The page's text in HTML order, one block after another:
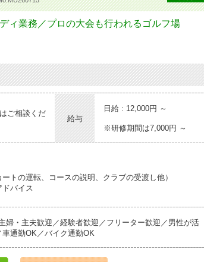
ィ業務／プロの大会も行われるゴルフ場
ご相談くだ
給与
日給 : 12,000円 ～
※研修期間は7,000円 ～
トの運転、コースの説明、クラブの受渡し他）
ドバイス
の受け渡し等、ある程度の体力を要します。
も親切に指導いたします
婦・主夫歓迎／経験者歓迎／フリーター歓迎／男性が活
通勤OK／バイク通勤OK